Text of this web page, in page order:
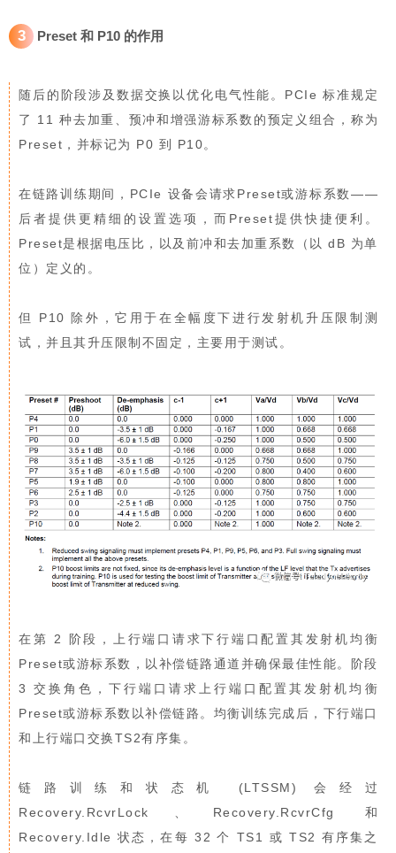
3 Preset 和 P10 的作用
随后的阶段涉及数据交换以优化电气性能。PCIe 标准规定
了 11 种去加重、预冲和增强游标系数的预定义组合，称为
Preset，并标记为 P0 到 P10。
在链路训练期间，PCIe 设备会请求Preset或游标系数——
后者提供更精细的设置选项，而Preset提供快捷便利。
Preset是根据电压比，以及前冲和去加重系数（以 dB 为单
位）定义的。
但 P10 除外，它用于在全幅度下进行发射机升压限制测
试，并且其升压限制不固定，主要用于测试。
在第 2 阶段，上行端口请求下行端口配置其发射机均衡
Preset或游标系数，以补偿链路通道并确保最佳性能。阶段
3 交换角色，下行端口请求上行端口配置其发射机均衡
Preset或游标系数以补偿链路。均衡训练完成后，下行端口
和上行端口交换TS2有序集。
链路训练和状态机 (LTSSM) 会经过
Recovery.RcvrLock、Recovery.RcvrCfg 和
Recovery.Idle 状态，在每 32 个 TS1 或 TS2 有序集之